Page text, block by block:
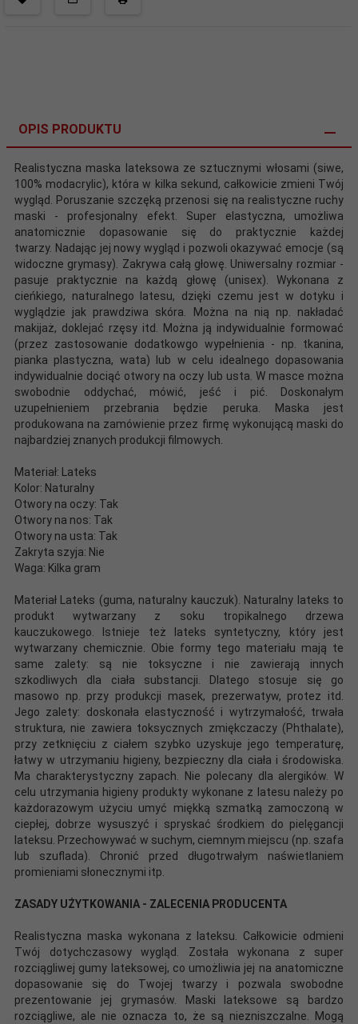
OPIS PRODUKTU
Realistyczna maska lateksowa ze sztucznymi włosami (siwe,
100% modacrylic), która w kilka sekund, całkowicie zmieni Twój
wygląd. Poruszanie szczęką przenosi się na realistyczne ruchy
maski - profesjonalny efekt. Super elastyczna, umożliwa
anatomicznie dopasowanie się do praktycznie każdej
twarzy. Nadając jej nowy wygląd i pozwoli okazywać emocje (są
widoczne grymasy). Zakrywa całą głowę. Uniwersalny rozmiar -
pasuje praktycznie na każdą głowę (unisex). Wykonana z
cieńkiego, naturalnego latesu, dzięki czemu jest w dotyku i
wyglądzie jak prawdziwa skóra. Można na nią np. nakładać
makijaż, doklejać rzęsy itd. Można ją indywidualnie formować
(przez zastosowanie dodatkowgo wypełnienia - np. tkanina,
pianka plastyczna, wata) lub w celu idealnego dopasowania
indywidualnie dociąć otwory na oczy lub usta. W masce można
swobodnie oddychać, mówić, jeść i pić. Doskonałym
uzupełnieniem przebrania będzie peruka. Maska jest
produkowana na zamówienie przez firmę wykonującą maski do
najbardziej znanych produkcji filmowych.
Materiał: Lateks
Kolor: Naturalny
Otwory na oczy: Tak
Otwory na nos: Tak
Otwory na usta: Tak
Zakryta szyja: Nie
Waga: Kilka gram
Materiał Lateks (guma, naturalny kauczuk). Naturalny lateks to
produkt wytwarzany z soku tropikalnego drzewa
kauczukowego. Istnieje też lateks syntetyczny, który jest
wytwarzany chemicznie. Obie formy tego materiału mają te
same zalety: są nie toksyczne i nie zawierają innych
szkodliwych dla ciała substancji. Dlatego stosuje się go
masowo np. przy produkcji masek, prezerwatyw, protez itd.
Jego zalety: doskonała elastyczność i wytrzymałość, trwała
struktura, nie zawiera toksycznych zmiękczaczy (Phthalate),
przy zetknięciu z ciałem szybko uzyskuje jego temperaturę,
łatwy w utrzymaniu higieny, bezpieczny dla ciała i środowiska.
Ma charakterystyczny zapach. Nie polecany dla alergików. W
celu utrzymania higieny produkty wykonane z latesu należy po
każdorazowym użyciu umyć miękką szmatką zamoczoną w
ciepłej, dobrze wysuszyć i spryskać środkiem do pielęgancji
lateksu. Przechowywać w suchym, ciemnym miejscu (np. szafa
lub szuflada). Chronić przed długotrwałym naświetlaniem
promieniami słonecznymi itp.
ZASADY UŻYTKOWANIA - ZALECENIA PRODUCENTA
Realistyczna maska wykonana z lateksu. Całkowicie odmieni
Twój dotychczasowy wygląd. Została wykonana z super
rozciągliwej gumy lateksowej, co umożliwia jej na anatomiczne
dopasowanie się do Twojej twarzy i pozwala swobodne
prezentowanie jej grymasów. Maski lateksowe są bardzo
rozciągliwe, ale nie oznacza to, że są niezniszczalne. Mogą